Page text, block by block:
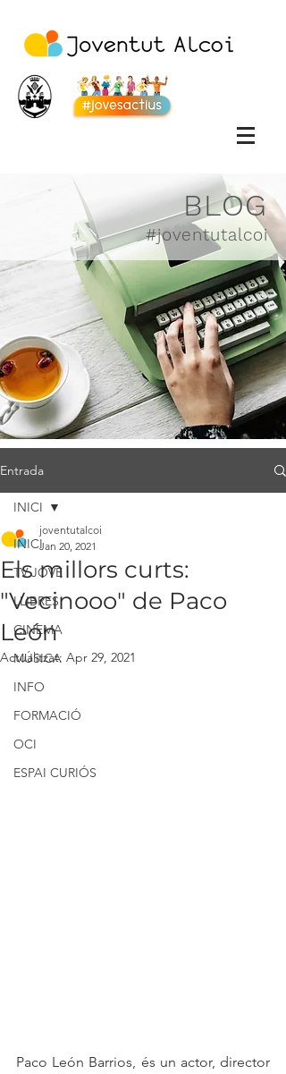
BLOG
#joventutalcoi
Entrada
INICI
TV JOVE
LLIBRES
CINEMA
MÚSICA
INFO
FORMACIÓ
OCI
ESPAI CURIÓS
INICI
Els millors curts:
"Vecinooo" de Paco
León
joventutalcoi
Jan 20, 2021
Actualitzat: Apr 29, 2021
Paco León Barrios, és un actor, director